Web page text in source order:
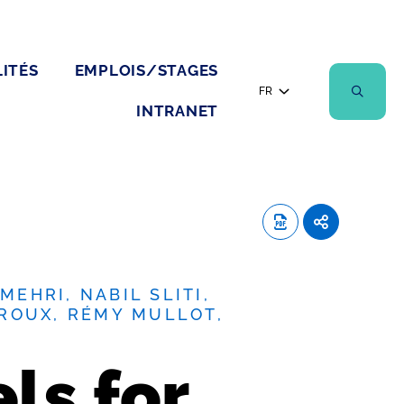
EMPLOIS/STAGES
INTRANET
FR
NABIL SLITI,
RÉMY MULLOT,